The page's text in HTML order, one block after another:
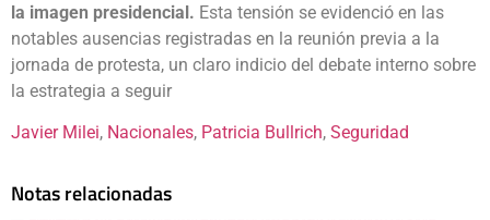
la imagen presidencial. Esta tensión se evidenció en las
notables ausencias registradas en la reunión previa a la
jornada de protesta, un claro indicio del debate interno sobre
la estrategia a seguir
Javier Milei, Nacionales, Patricia Bullrich, Seguridad
Notas relacionadas